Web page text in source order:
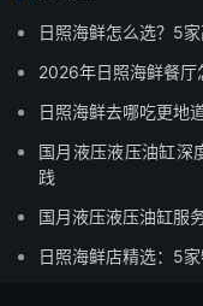
日照海鲜怎么选？5
2026年日照海鲜餐厅
日照海鲜去哪吃更地
国月液压液压油缸深
践
国月液压液压油缸服
日照海鲜店精选：5